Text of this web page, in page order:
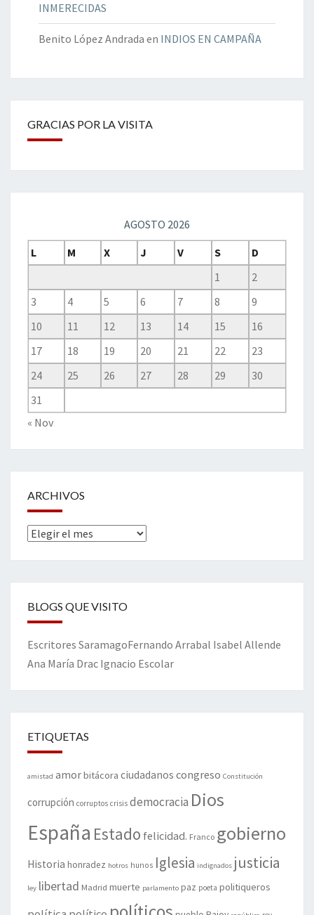
INMERECIDAS
Benito López Andrada en INDIOS EN CAMPAÑA
GRACIAS POR LA VISITA
AGOSTO 2026
L
M X J V S
D
1
2
3
4 5 6 7 8
9
10
11 12 13 14 15
16
17
18 19 20 21 22
23
24
25 26 27 28 29
30
31
« Nov
ARCHIVOS
Archivos
BLOGS QUE VISITO
Escritores SaramagoFernando Arrabal Isabel Allende
Ana María Drac Ignacio Escolar
ETIQUETAS
amistad amorbitácora ciudadanos congreso Constitución
corrupción corruptos crisis democracia Dios
España Estado felicidad. Franco gobierno
Historia honradez hotros hunos Iglesia indignados justicia
ley libertad Madrid muerte parlamento paz poeta politiqueros